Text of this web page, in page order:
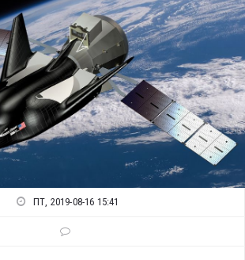
ПТ, 2019-08-16 15:41